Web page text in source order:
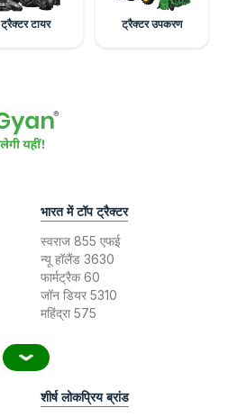
ट्रैक्टर टायर ट्रैक्टर उपकरण
भारत में टॉप ट्रैक्टर
स्वराज 855 एफई
न्यू हॉलैंड 3630
फार्मट्रैक 60
जॉन डियर 5310
महिंद्रा 575
शीर्ष लोकप्रिय ब्रांड